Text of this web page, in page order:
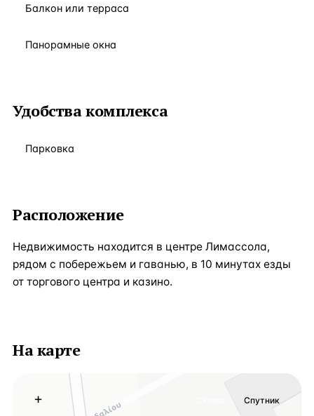
Балкон или терраса
Панорамные окна
Удобства комплекса
Парковка
Расположение
Недвижимость находится в центре Лимассола,
рядом с побережьем и гаванью, в 10 минутах езды
от торгового центра и казино.
На карте
+
Спутник